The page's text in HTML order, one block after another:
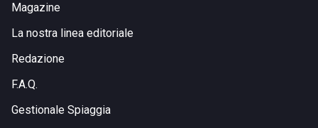
Magazine
La nostra linea editoriale
Redazione
F.A.Q.
Gestionale Spiaggia